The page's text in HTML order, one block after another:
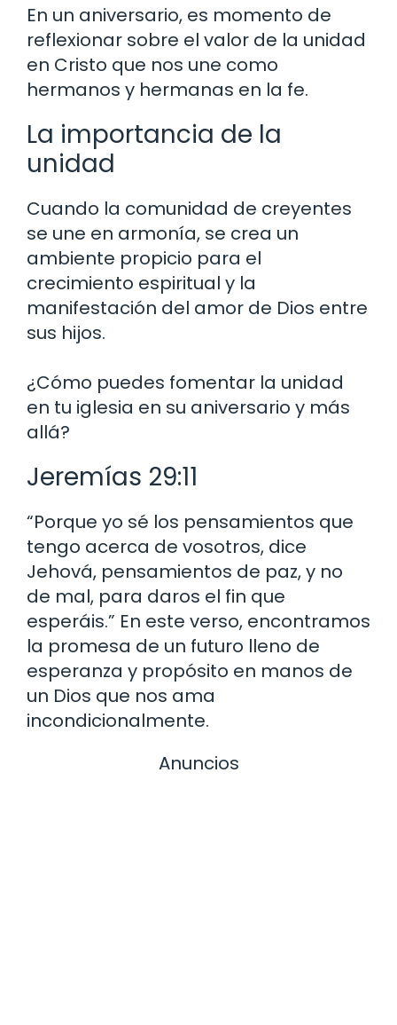
En un aniversario, es momento de
reflexionar sobre el valor de la unidad
en Cristo que nos une como
hermanos y hermanas en la fe.
La importancia de la
unidad
Cuando la comunidad de creyentes
se une en armonía, se crea un
ambiente propicio para el
crecimiento espiritual y la
manifestación del amor de Dios entre
sus hijos.
¿Cómo puedes fomentar la unidad
en tu iglesia en su aniversario y más
allá?
Jeremías 29:11
“Porque yo sé los pensamientos que
tengo acerca de vosotros, dice
Jehová, pensamientos de paz, y no
de mal, para daros el fin que
esperáis.” En este verso, encontramos
la promesa de un futuro lleno de
esperanza y propósito en manos de
un Dios que nos ama
incondicionalmente.
Anuncios